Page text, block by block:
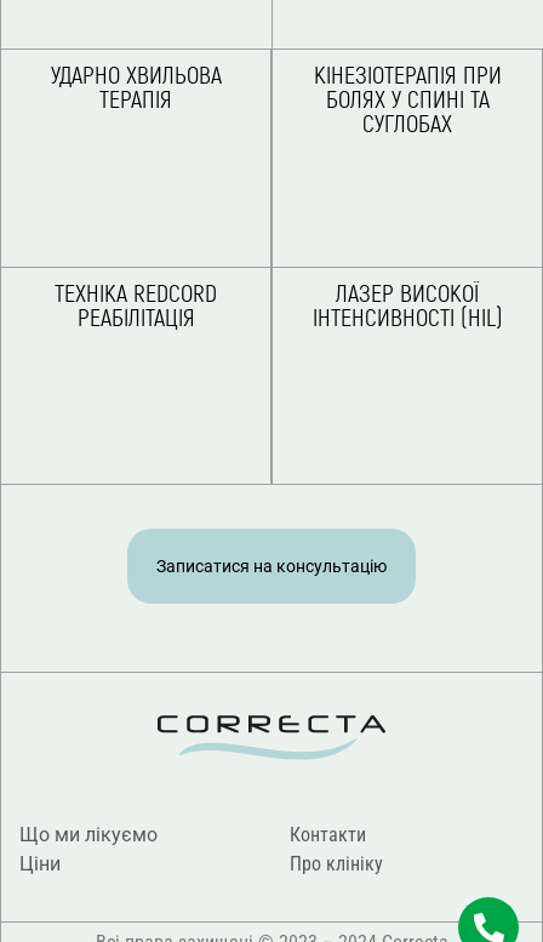
УДАРНО ХВИЛЬОВА
ТЕРАПІЯ
КІНЕЗІОТЕРАПІЯ ПРИ
БОЛЯХ У СПИНІ ТА
СУГЛОБАХ
ТЕХНІКА REDCORD
РЕАБІЛІТАЦІЯ
ЛАЗЕР ВИСОКОЇ
ІНТЕНСИВНОСТІ (HIL)
Записатися на консультацію
Що ми лікуємо
Ціни
Контакти
Про клініку